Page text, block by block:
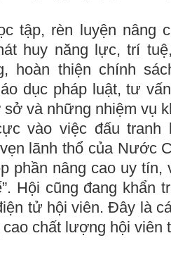
tập, rèn luyện nâng
huy năng lực, trí
hoàn thiện chính
dục pháp luật, tư
sở và những nhiệm vụ
vào việc đấu tranh
lãnh thổ của Nước
phần nâng cao uy tín,
Hội cũng đang khẩn
tử hội viên. Đây là
chất lượng hội viên